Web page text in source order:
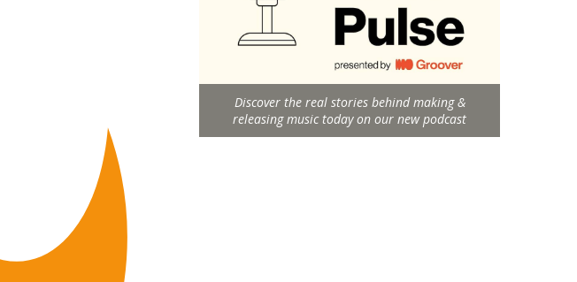
Discover the real stories behind making &
releasing music today on our new podcast